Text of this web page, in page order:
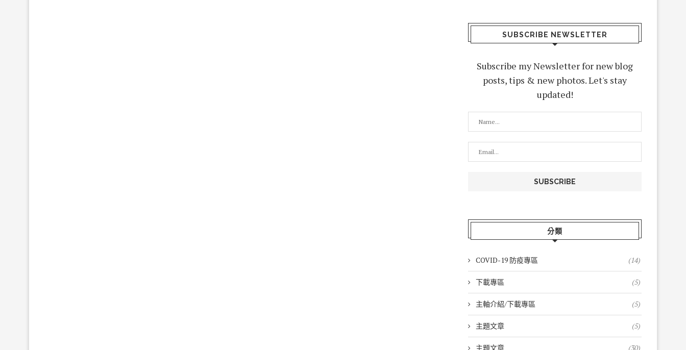
SUBSCRIBE NEWSLETTER
Subscribe my Newsletter for new blog
posts, tips & new photos. Let's stay
updated!
分類
COVID-19 防疫專區 (14)
下載專區 (5)
主軸介紹/下載專區 (5)
主題文章 (5)
主題文章 (30)